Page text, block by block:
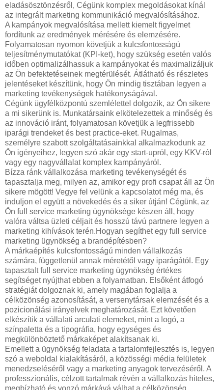
eladásösztönzésről, Cégünk komplex megoldásokat kínál
az integrált marketing kommunikáció megvalósításához.
A kampányok megvalósítása mellett kiemelt figyelmet
fordítunk az eredmények mérésére és elemzésére.
Folyamatosan nyomon követjük a kulcsfontosságú
teljesítménymutatókat (KPI-ket), hogy szükség esetén valós
időben optimalizálhassuk a kampányokat és maximalizáljuk
az Ön befektetéseinek megtérülését. Átlátható és részletes
jelentéseket készítünk, hogy Ön mindig tisztában legyen a
marketing tevékenységek hatékonyságával.
Cégünk ügyfélközpontú szemlélettel dolgozik, az Ön sikere
a mi sikerünk is. Munkatársaink elkötelezettek a minőség és
az innováció iránt, folyamatosan követjük a legfrissebb
iparági trendeket és best practice-eket. Rugalmas,
személyre szabott szolgáltatásainkkal alkalmazkodunk az
Ön igényeihez, legyen szó akár egy start-upról, egy KKV-ról
vagy egy nagyvállalat komplex kampányáról.
Bízza ránk vállalkozása marketing tevékenységét és
tapasztalja meg, milyen az, amikor egy profi csapat áll az Ön
sikere mögött! Vegye fel velünk a kapcsolatot még ma, és
induljon el együtt a növekedés és a siker útján! Cégünk, az
Ön full service marketing ügynöksége készen áll, hogy
valóra váltsa üzleti céljait és hosszú távú partnere legyen a
marketing kihívások terén.Hogyan segíthet egy full service
marketing ügynökség a brandépítésben?
A márkaépítés kulcsfontosságú minden vállalkozás
számára, függetlenül annak méretétől vagy iparágától. Egy
tapasztalt full service marketing ügynökség értékes
segítséget nyújthat ebben a folyamatban. Elsőként átfogó
stratégiát dolgoznak ki, amely magában foglalja a
célközönség azonosítását, a versenytársak elemzését és a
pozicionálási irányelvek meghatározását. Ezt követően
elkészítik a vállalati arculati elemeket, mint a logó, a
színpaletta és a tipográfia, hogy egységes és
megkülönböztető márkaképet alakítsanak ki.
Emellett a ügynökség feladata a tartalomfejlesztés is, legyen
szó a weboldal kialakításáról, a közösségi média felületek
menedzseléséről vagy a marketing anyagok tervezéséről. A
professzionális, célzott tartalmak révén a vállalkozás hiteles,
megbízható és vonzó márkává válhat a célközönség